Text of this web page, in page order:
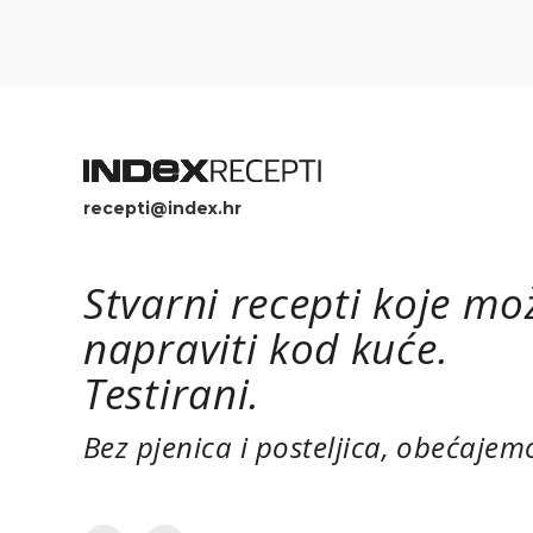
recepti@index.hr
Stvarni recepti koje
napraviti kod kuće.
Testirani.
Bez pjenica i posteljica,